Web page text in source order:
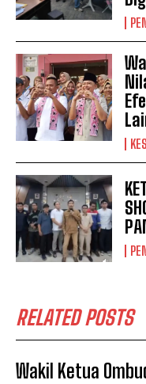
RELATED POSTS
Wakil Ketua